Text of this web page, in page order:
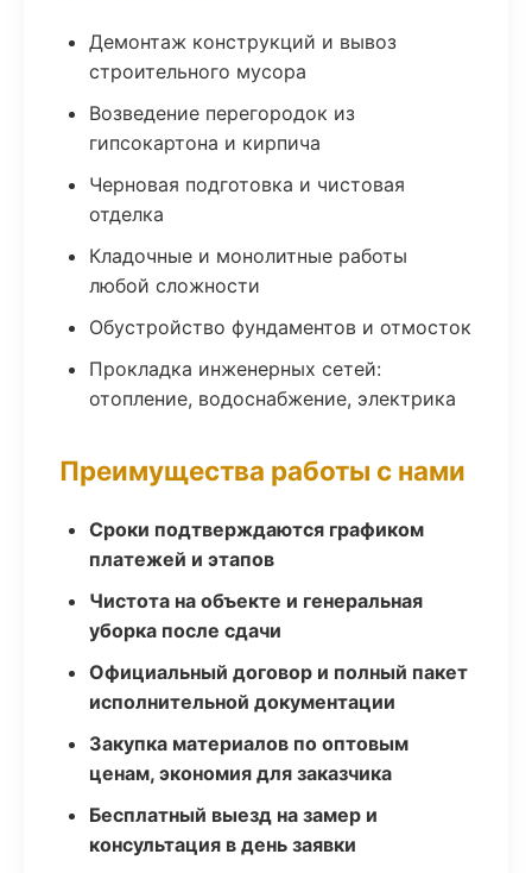
Демонтаж конструкций и вывоз
строительного мусора
Возведение перегородок из
гипсокартона и кирпича
Черновая подготовка и чистовая
отделка
Кладочные и монолитные работы
любой сложности
Обустройство фундаментов и отмосток
Прокладка инженерных сетей:
отопление, водоснабжение, электрика
Преимущества работы с нами
Сроки подтверждаются графиком
платежей и этапов
Чистота на объекте и генеральная
уборка после сдачи
Официальный договор и полный пакет
исполнительной документации
Закупка материалов по оптовым
ценам, экономия для заказчика
Бесплатный выезд на замер и
консультация в день заявки